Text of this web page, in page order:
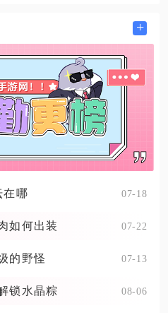
+
在哪 07-18
如何出装 07-22
的野怪 07-13
锁水晶粽 08-06